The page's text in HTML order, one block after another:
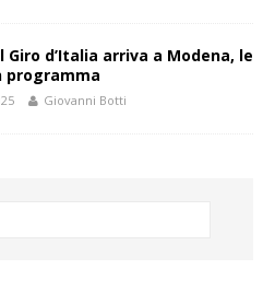
Giro d’Italia arriva a Modena, le
programma
Giovanni Botti